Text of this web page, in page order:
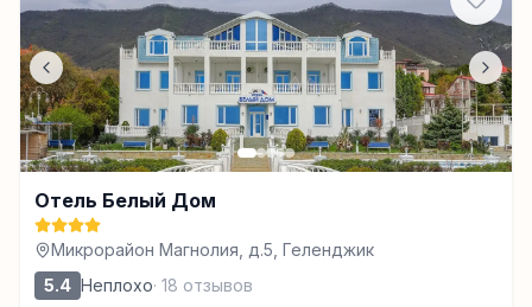
Отель Белый Дом
Микрорайон Магнолия, д.5, Геленджик
5.4 Неплохо· 18 отзывов